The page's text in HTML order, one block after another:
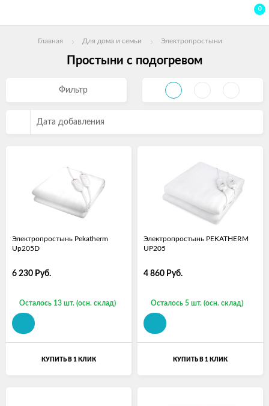
0
Главная Для дома и семьи Электропростыни
Простыни с подогревом
Фильтр
Дата добавления
Электропростынь Pekatherm
Up205D
6 230 Руб.
Осталось 13 шт. (осн. склад)
КУПИТЬ В 1 КЛИК
Электропростынь PEKATHERM
UP205
4 860 Руб.
Осталось 5 шт. (осн. склад)
КУПИТЬ В 1 КЛИК